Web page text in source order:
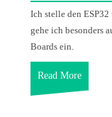
Ich stelle den
gehe ich besonders
Boards ein.
Read More